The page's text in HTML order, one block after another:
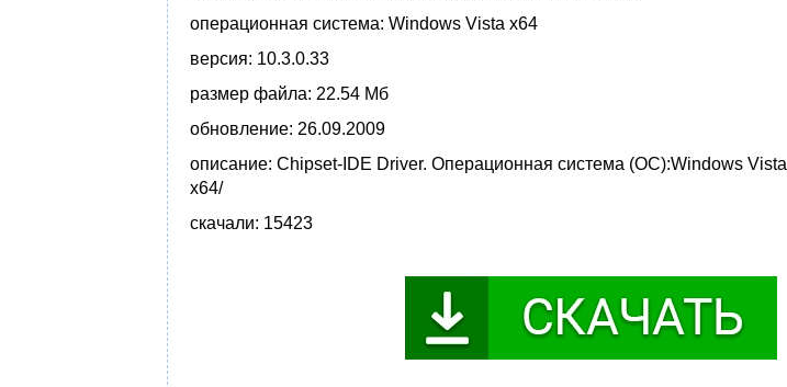
операционная система: Windows Vista x64
версия: 10.3.0.33
размер файла: 22.54 Мб
обновление: 26.09.2009
описание: Chipset-IDE Driver. Операционная система (ОС):Windows Vista
x64/
скачали: 15423